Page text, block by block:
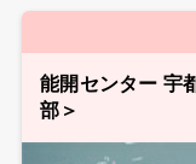
能開センター 宇
部＞